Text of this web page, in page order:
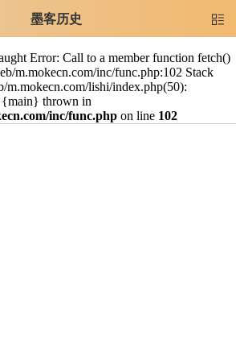
墨客历史 
Error: Call to a member function fetch()
m.mokecn.com/inc/func.php:102 Stack
m.mokecn.com/lishi/index.php(50):
{main} thrown in
inc/func.php on line 102